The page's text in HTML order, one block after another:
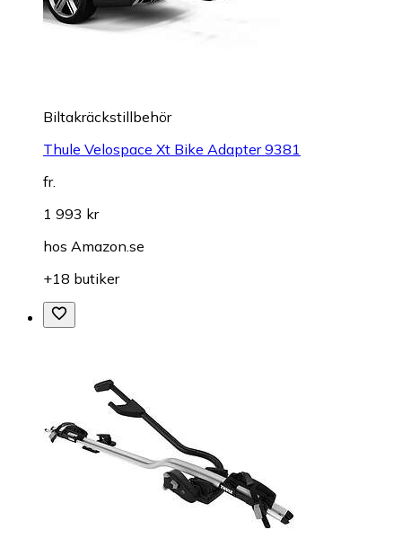
Biltakräckstillbehör
Thule Velospace Xt Bike Adapter 9381
fr.
1 993 kr
hos Amazon.se
+18 butiker